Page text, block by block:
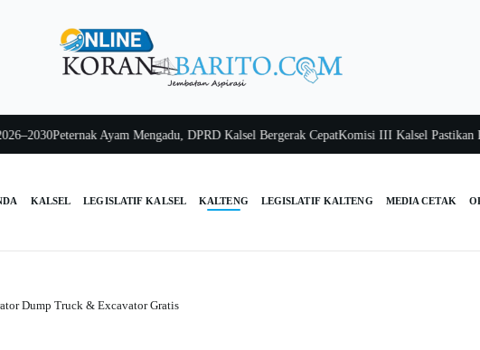
Peternak Ayam Mengadu, DPRD Kalsel Bergerak CepatKomisi III Kalsel Pastikan
KALSEL LEGISLATIF KALSEL KALTENG LEGISLATIF KALTENG MEDIA CETAK
Dump Truck & Excavator Gratis